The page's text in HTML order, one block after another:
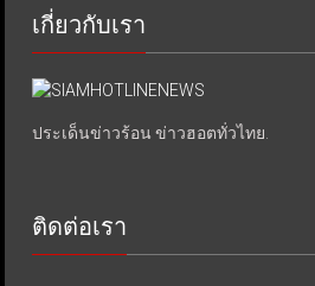
เกี่ยวกับเรา
ประเด็นข่าวร้อน ข่าวฮอตทั่วไทย.
ติดต่อเรา